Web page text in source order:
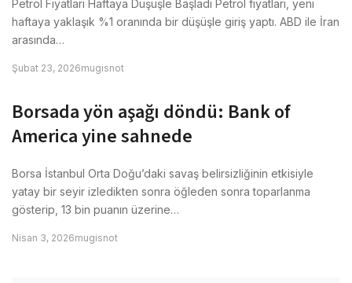
Petrol Fiyatları Haftaya Düşüşle Başladı Petrol fiyatları, yeni
haftaya yaklaşık %1 oranında bir düşüşle giriş yaptı. ABD ile İran
arasında…
Şubat 23, 2026mugisnot
Borsada yön aşağı döndü: Bank of
America yine sahnede
Borsa İstanbul Orta Doğu’daki savaş belirsizliğinin etkisiyle
yatay bir seyir izledikten sonra öğleden sonra toparlanma
gösterip, 13 bin puanın üzerine…
Nisan 3, 2026mugisnot